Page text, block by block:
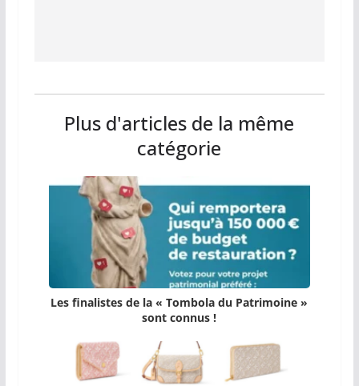
Plus d'articles de la même
catégorie
Les finalistes de la « Tombola du Patrimoine »
sont connus !